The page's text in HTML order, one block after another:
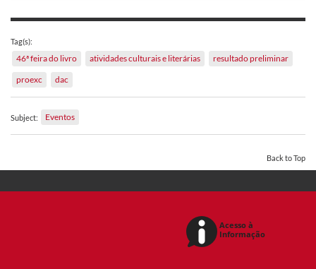
Tag(s):
46ª feira do livro atividades culturais e literárias
resultado preliminar
proexc
dac
Subject: Eventos
Back to Top